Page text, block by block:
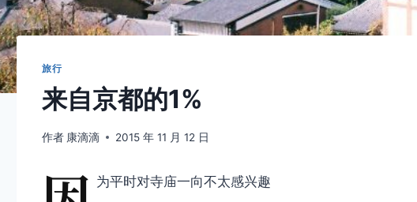
旅行
来自京都的1%
作者 康滴滴 2015 年 11 月 12 日
为平时对寺庙一向不太感兴趣